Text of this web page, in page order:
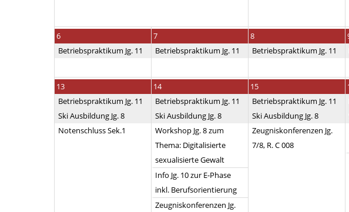
6
Betriebspraktikum Jg. 11
7
Betriebspraktikum Jg. 11
8
Betriebspraktikum Jg. 11
13
Betriebspraktikum Jg. 11
Ski Ausbildung Jg. 8
Notenschluss Sek.1
14
Betriebspraktikum Jg. 11
Ski Ausbildung Jg. 8
Workshop Jg. 8 zum
Thema: Digitalisierte
sexualisierte Gewalt
Info Jg. 10 zur E-Phase
inkl. Berufsorientierung
Zeugniskonferenzen Jg.
15
Betriebspraktikum Jg. 11
Ski Ausbildung Jg. 8
Zeugniskonferenzen Jg.
7/8, R. C 008